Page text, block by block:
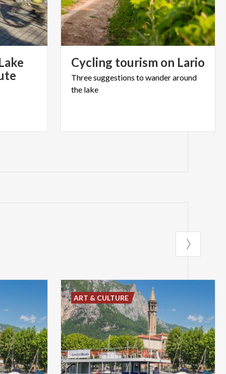
Cycling tourism on Lario
Threesuggestions towanderaround
the lake
ART & CULTURE